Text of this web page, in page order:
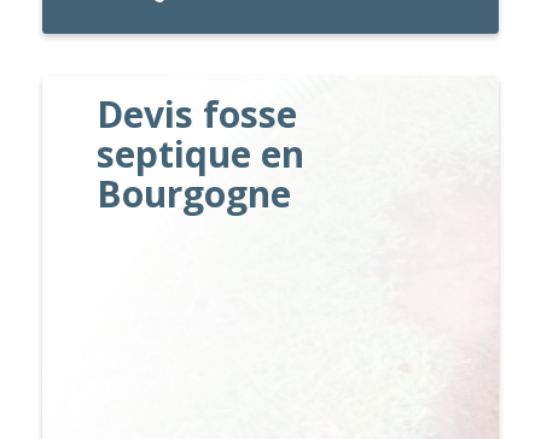
Devis fosse
septique en
Bourgogne